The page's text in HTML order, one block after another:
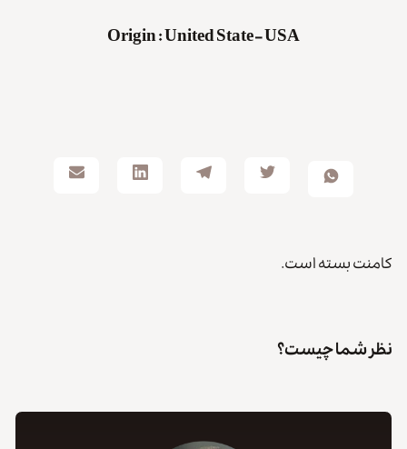
Origin:United State – USA
کامنت بسته است.
نظر شما چیست؟